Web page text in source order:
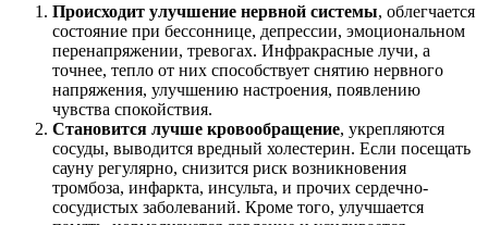
Происходит улучшение нервной системы, облегчается
состояние при бессоннице, депрессии, эмоциональном
перенапряжении, тревогах. Инфракрасные лучи, а
точнее, тепло от них способствует снятию нервного
напряжения, улучшению настроения, появлению
чувства спокойствия.
Становится лучше кровообращение, укрепляются
сосуды, выводится вредный холестерин. Если посещать
сауну регулярно, снизится риск возникновения
тромбоза, инфаркта, инсульта, и прочих сердечно-
сосудистых заболеваний. Кроме того, улучшается